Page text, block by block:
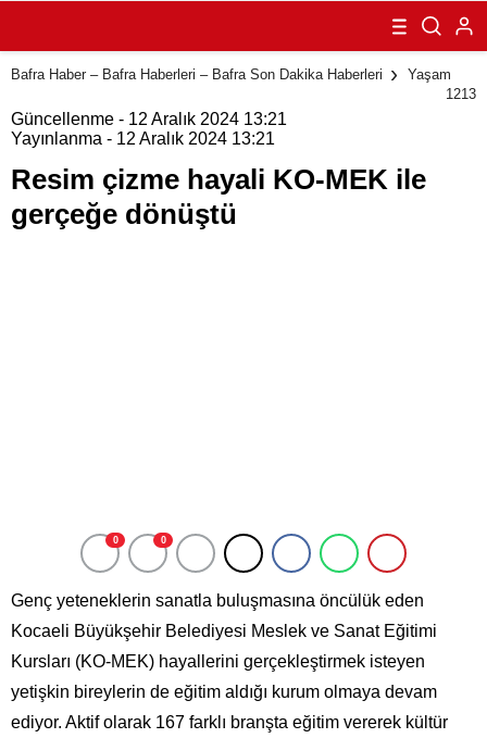
ile gerçeğe
dönüştü
Bafra Haber – Bafra Haberleri – Bafra Son Dakika Haberleri
Yaşam
1213
Güncellenme - 12 Aralık 2024 13:21
Yayınlanma - 12 Aralık 2024 13:21
⁠Resim çizme hayali KO-MEK ile
gerçeğe dönüştü
0 0
Genç yeteneklerin sanatla buluşmasına öncülük eden
Kocaeli Büyükşehir Belediyesi Meslek ve Sanat Eğitimi
Kursları (KO-MEK) hayallerini gerçekleştirmek isteyen
yetişkin bireylerin de eğitim aldığı kurum olmaya devam
ediyor. Aktif olarak 167 farklı branşta eğitim vererek kültür